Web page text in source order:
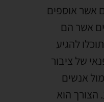
אשר אוספים
אשר הם
להגיע
של ציבור
אנשים
הצורך הוא